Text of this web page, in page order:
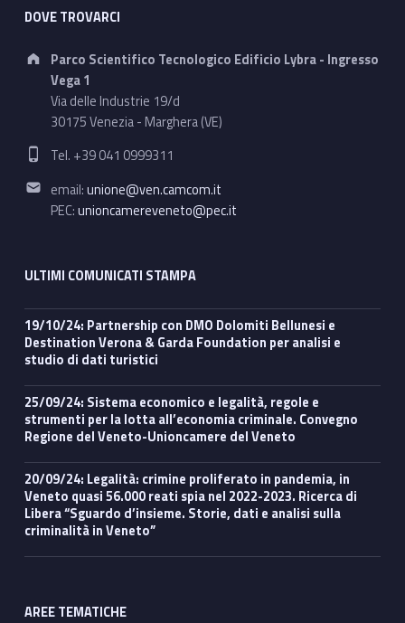
DOVE TROVARCI
Address:
Parco Scientifico Tecnologico Edificio Lybra - Ingresso
Vega 1
Via delle Industrie 19/d
30175 Venezia - Marghera (VE)
Phone number:
Tel. +39 041 0999311
Email address:
email:unione@ven.camcom.it
PEC:unioncamereveneto@pec.it
ULTIMI COMUNICATI STAMPA
19/10/24: Partnership con DMO Dolomiti Bellunesi e
Destination Verona & Garda Foundation per analisi e
studio di dati turistici
25/09/24: Sistema economico e legalità, regole e
strumenti per la lotta all’economia criminale. Convegno
Regione del Veneto-Unioncamere del Veneto
20/09/24: Legalità: crimine proliferato in pandemia, in
Veneto quasi 56.000 reati spia nel 2022-2023. Ricerca di
Libera “Sguardo d’insieme. Storie, dati e analisi sulla
criminalità in Veneto”
AREE TEMATICHE